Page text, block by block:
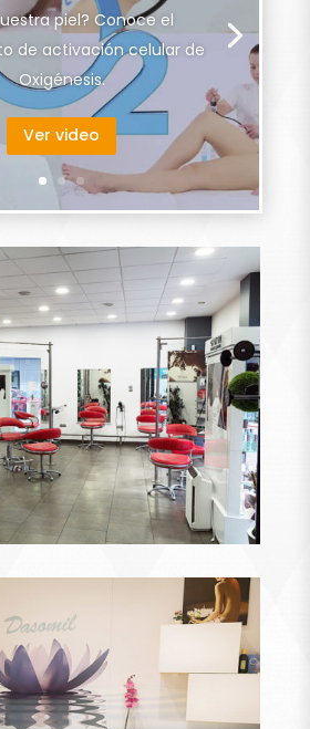
gracias a Wella
y Dasomil, las mejores
en tratamientos para
o de belleza.
Ver más